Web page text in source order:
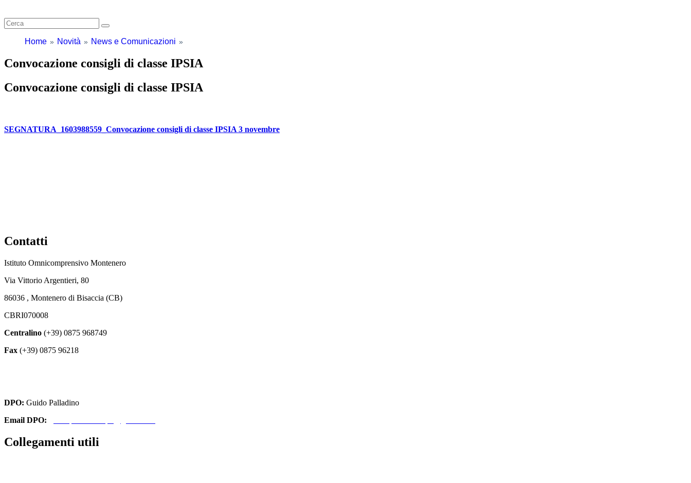
Home Novità News e Comunicazioni
Convocazione consigli di classe IPSIA
Convocazione consigli di classe IPSIA
SEGNATURA_1603988559_Convocazione consigli di classe IPSIA 3 novembre
Contatti
Istituto Omnicomprensivo Montenero
Via Vittorio Argentieri, 80
86036 , Montenero di Bisaccia (CB)
CBRI070008
Centralino (+39) 0875 968749
Fax (+39) 0875 96218
DPO: Guido Palladino
Email DPO:
Collegamenti utili